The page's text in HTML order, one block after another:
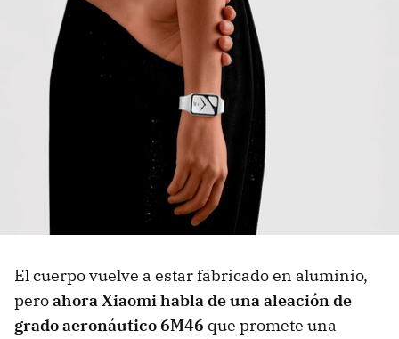
El cuerpo vuelve a estar fabricado en aluminio,
peroahora Xiaomi habla de una aleación de
grado aeronáutico 6M46 que promete una